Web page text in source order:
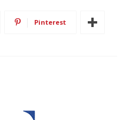
Pinterest